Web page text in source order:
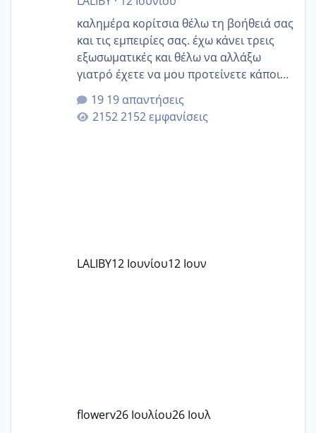
καλημέρα κορίτσια θέλω τη βοήθειά σας
και τις εμπειρίες σας. έχω κάνει τρεις
εξωσωματικές και θέλω να αλλάξω
γιατρό έχετε να μου προτείνετε κάποιον
που μείνατε ευχαριστημένες και είχατε
επιιτυχία? έκανα στο υγεία με τον
ζερβομανωλάκη (δεν το εψαξε καθόλου
19 απαντήσεις
2152 εμφανίσεις
LALIBY12 Ιουνίου12 Ιουν
flowerv26 Ιουλίου26 Ιουλ